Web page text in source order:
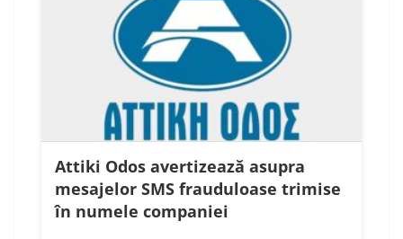
Attiki Odos avertizează asupra
mesajelor SMS frauduloase trimise
în numele companiei